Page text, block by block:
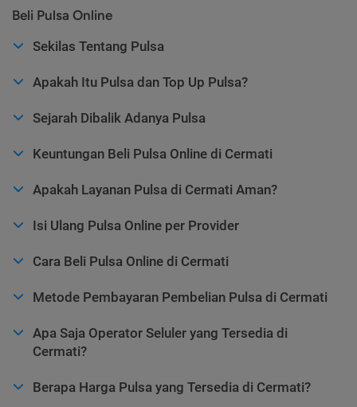
Beli Pulsa Online
Sekilas Tentang Pulsa
Apakah Itu Pulsa dan Top Up Pulsa?
Sejarah Dibalik Adanya Pulsa
Keuntungan Beli Pulsa Online di Cermati
Apakah Layanan Pulsa di Cermati Aman?
Isi Ulang Pulsa Online per Provider
Cara Beli Pulsa Online di Cermati
Metode Pembayaran Pembelian Pulsa di Cermati
Apa Saja Operator Seluler yang Tersedia di
Cermati?
Berapa Harga Pulsa yang Tersedia di Cermati?